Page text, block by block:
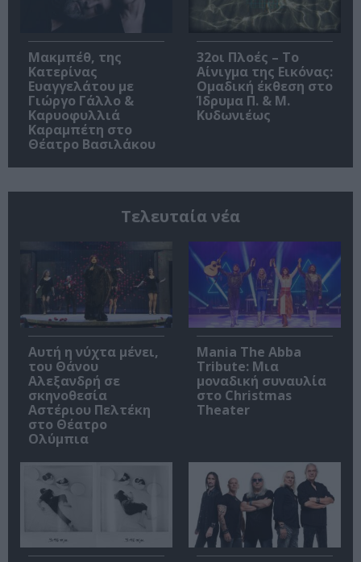
Μακμπέθ, της
Κατερίνας
Ευαγγελάτου με
Γιώργο Γάλλο &
Καρυοφυλλιά
Καραμπέτη στο
Θέατρο Βασιλάκου
32οι Πλοές – Το
Αίνιγμα της Εικόνας:
Ομαδική έκθεση στο
Ίδρυμα Π. & Μ.
Κυδωνιέως
Τελευταία νέα
Αυτή η νύχτα μένει,
του Θάνου
Αλεξανδρή σε
σκηνοθεσία
Αστέριου Πελτέκη
στο Θέατρο
Ολύμπια
Mania The Abba
Tribute: Μια
μοναδική συναυλία
στο Christmas
Theater